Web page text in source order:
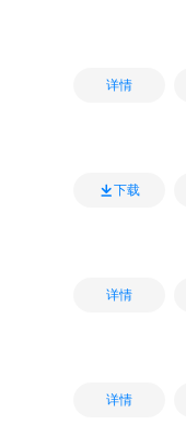
详情
下载
详情
详情